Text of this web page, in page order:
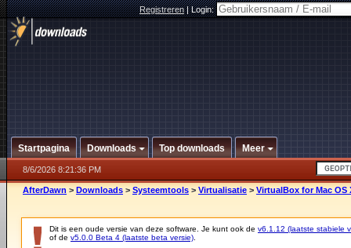
Registreren|Login:
Startpagina Downloads Top downloads Meer
8/6/2026 8:21:36 PM
AfterDawn > Downloads > Systeemtools > Virtualisatie > VirtualBox for Mac OS
Dit is een oude versie van deze software. Je kunt ook de v6.1.12 (laatste stabiele
of de v5.0.0 Beta 4 (laatste beta versie)